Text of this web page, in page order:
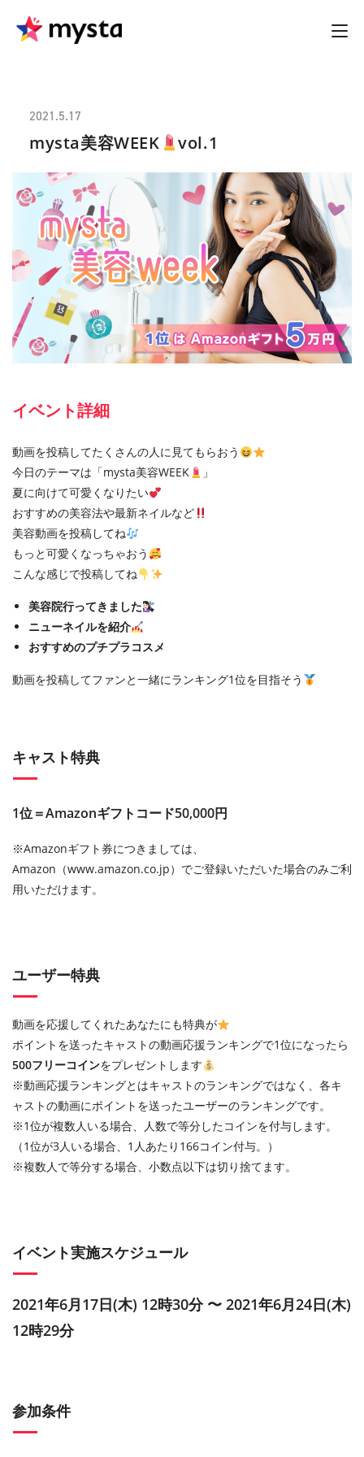
2021.5.17
mysta美容WEEK vol.1
イベント詳細
動画を投稿してたくさんの人に見てもらおう
今日のテーマは「mysta美容WEEK
」
夏に向けて可愛くなりたい
おすすめの美容法や最新ネイルなど
美容動画を投稿してね
もっと可愛くなっちゃおう
こんな感じで投稿してね
美容院行ってきました
ニューネイルを紹介
おすすめのプチプラコスメ
動画を投稿してファンと一緒にランキング1位を目指そう
キャスト特典
1位＝Amazonギフトコード50,000円
※Amazonギフト券につきましては、
Amazon（www.amazon.co.jp）でご登録いただいた場合のみご利
用いただけます。
ユーザー特典
動画を応援してくれたあなたにも特典が
ポイントを送ったキャストの動画応援ランキングで1位になったら
500フリーコインをプレゼントします
※動画応援ランキングとはキャストのランキングではなく、各キ
ャストの動画にポイントを送ったユーザーのランキングです。
※1位が複数人いる場合、人数で等分したコインを付与します。
（1位が3人いる場合、1人あたり166コイン付与。）
※複数人で等分する場合、小数点以下は切り捨てます。
イベント実施スケジュール
2021年6月17日(木) 12時30分 〜 2021年6月24日(木)
12時29分
参加条件